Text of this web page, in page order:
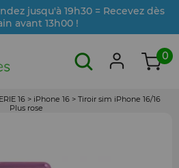
jusqu'à 19h30 = Recevez dès
avant 13h00 !
0
16 > iPhone 16 > Tiroir sim iPhone 16/16
Plus rose